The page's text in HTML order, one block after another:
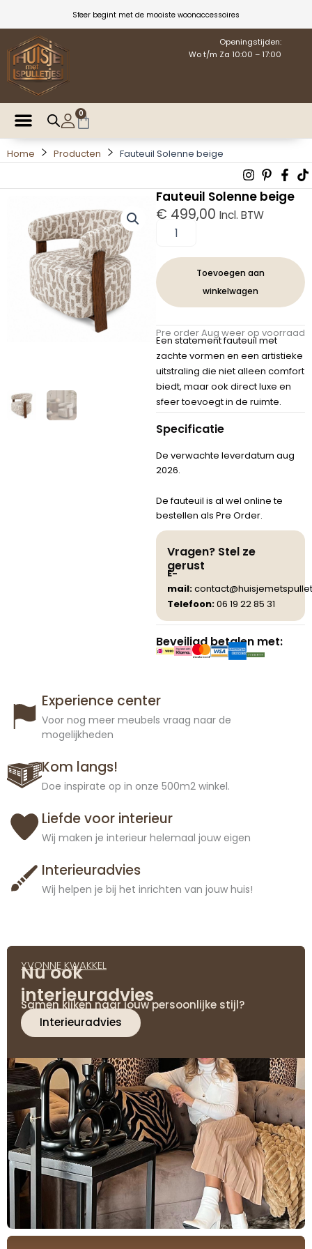
inhoud
Sfeer begint met de mooiste woonaccessoires
Openingstijden:
Wo t/m Za 10:00 – 17:00
0
Winkelwagen
Home Producten Fauteuil Solenne beige
Instagram
p f
Fauteuil Solenne beige
€ 499,00 Incl. BTW
Fauteuil
Solenne
beige
aantal
Toevoegen aan
winkelwagen
Pre order Aug weer op voorraad
Een statement fauteuil met
zachte vormen en een artistieke
uitstraling die niet alleen comfort
biedt, maar ook direct luxe en
sfeer toevoegt in de ruimte.
Specificatie
De verwachte leverdatum aug
2026.
De fauteuil is al wel online te
bestellen als Pre Order.
Vragen? Stel ze
gerust
E-
mail:
Telefoon:06 19 22 85 31
Beveiligd betalen met:
Experience center
Voor nog meer meubels vraag naar de
mogelijkheden
Kom langs!
Doe inspirate op in onze 500m2 winkel.
Liefde voor interieur
Wij maken je interieur helemaal jouw eigen
Interieuradvies
Wij helpen je bij het inrichten van jouw huis!
YVONNE KWAKKEL
Nu ook
interieuradvies
Samen kijken naar jouw persoonlijke stijl?
Interieuradvies